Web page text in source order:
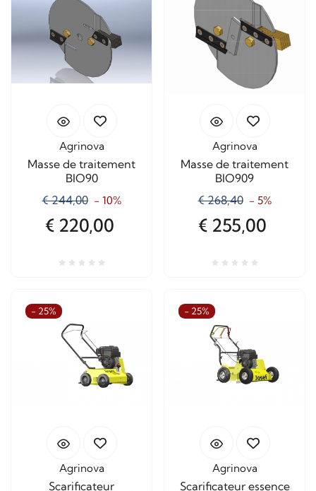
Agrinova
Masse de traitement
BIO90
€ 244,00 - 10%
€ 220,00
Agrinova
Masse de traitement
BIO909
€ 268,40 - 5%
€ 255,00
- 25%
Agrinova
Scarificateur
- 25%
Agrinova
Scarificateur essence